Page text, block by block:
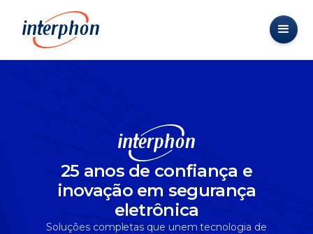
25 anos de confiança e
inovação em segurança
eletrônica
Soluções completas que unem tecnologia de